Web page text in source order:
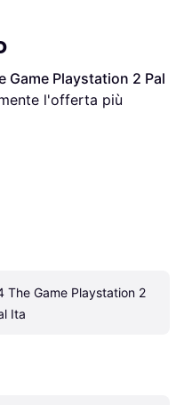
Game Playstation 2 Pal
l'offerta più
The Game Playstation 2
Ita